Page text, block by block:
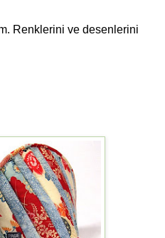
Renklerini ve desenlerini